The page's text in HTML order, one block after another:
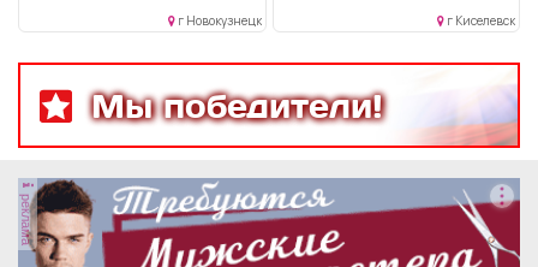
Знание основ работы сг Новокузнецк
специалитет,
Дисциплинированность..
Выполнение должностных
обязанностей согласно
г Киселевск
Мы победители!
реклама